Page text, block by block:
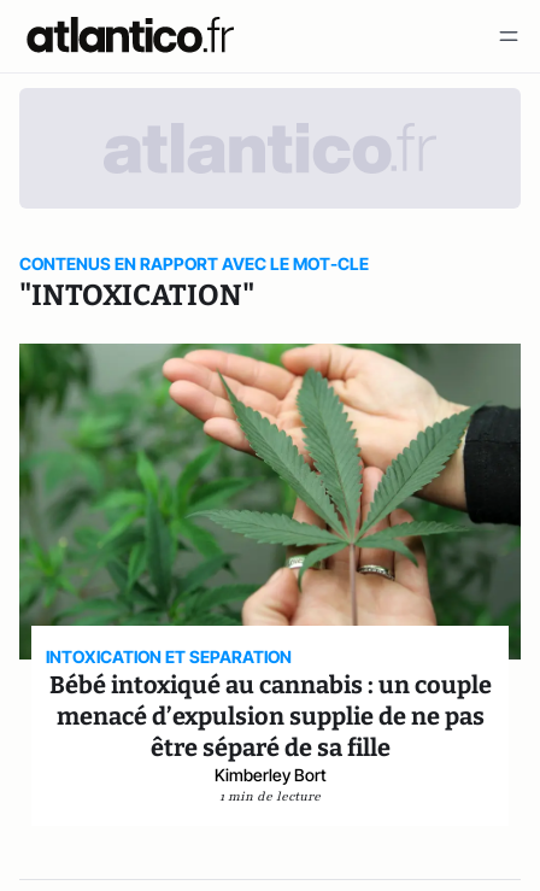
CONTENUS EN RAPPORT AVEC LE MOT-CLE
"INTOXICATION"
INTOXICATION ET SEPARATION
Bébé intoxiqué au cannabis : un couple
menacé d’expulsion supplie de ne pas
être séparé de sa fille
Kimberley Bort
1 min de lecture